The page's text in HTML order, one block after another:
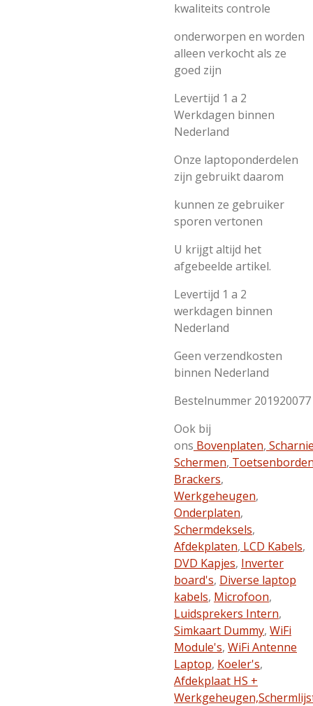
kwaliteits controle
onderworpen en worden
alleen verkocht als ze
goed zijn
Levertijd 1 a 2
Werkdagen binnen
Nederland
Onze laptoponderdelen
zijn gebruikt daarom
kunnen ze gebruiker
sporen vertonen
U krijgt altijd het
afgebeelde artikel.
Levertijd 1 a 2
werkdagen binnen
Nederland
Geen verzendkosten
binnen Nederland
Bestelnummer 201920077
Ook bij
ons Bovenplaten,
Schermen,
Brackers,
Werkgeheugen,
Onderplaten,
Schermdeksels,
Afdekplaten, LCD Kabels,
DVD Kapjes, Inverter
board's, Diverse laptop
kabels, Microfoon,
Luidsprekers Intern,
Simkaart Dummy, WiFi
Module's, WiFi Antenne
Laptop, Koeler's,
Afdekplaat HS +
Werkgeheugen,